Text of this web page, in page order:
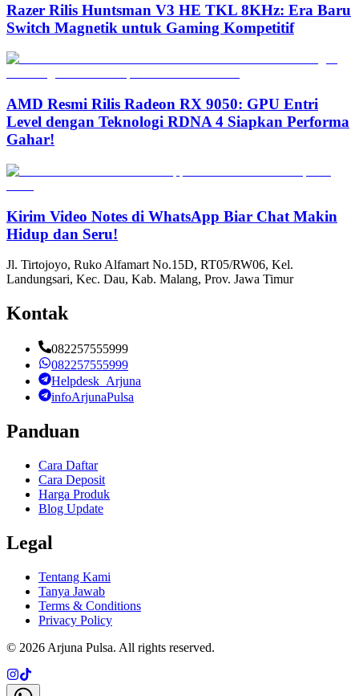
Razer Rilis Huntsman V3 HE TKL 8KHz: Era Baru
Switch Magnetik untuk Gaming Kompetitif
AMD Resmi Rilis Radeon RX 9050: GPU Entri
Level dengan Teknologi RDNA 4 Siapkan Performa
Gahar!
Kirim Video Notes di WhatsApp Biar Chat Makin
Hidup dan Seru!
Jl. Tirtojoyo, Ruko Alfamart No.15D, RT05/RW06, Kel.
Landungsari, Kec. Dau, Kab. Malang, Prov. Jawa Timur
Kontak
082257555999
082257555999
Helpdesk_Arjuna
infoArjunaPulsa
Panduan
Cara Daftar
Cara Deposit
Harga Produk
Blog Update
Legal
Tentang Kami
Tanya Jawab
Terms & Conditions
Privacy Policy
© 2026 Arjuna Pulsa. All rights reserved.